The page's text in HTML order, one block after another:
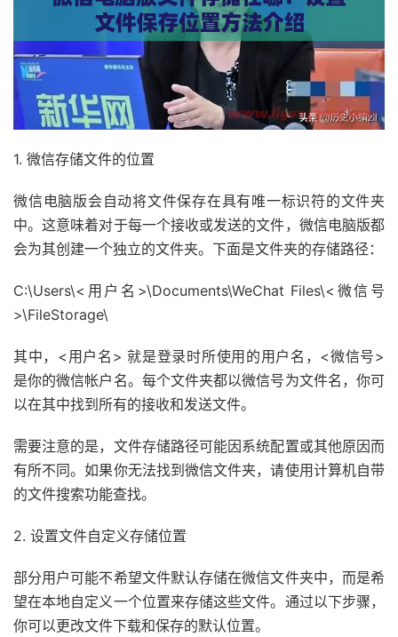
1. 微信存储文件的位置
微信电脑版会自动将文件保存在具有唯一标识符的文件夹
中。这意味着对于每一个接收或发送的文件，微信电脑版都
会为其创建一个独立的文件夹。下面是文件夹的存储路径：
C:\Users\<用户名>\Documents\WeChat Files\<微信号
>\FileStorage\
其中，<用户名> 就是登录时所使用的用户名，<微信号>
是你的微信帐户名。每个文件夹都以微信号为文件名，你可
以在其中找到所有的接收和发送文件。
需要注意的是，文件存储路径可能因系统配置或其他原因而
有所不同。如果你无法找到微信文件夹，请使用计算机自带
的文件搜索功能查找。
2. 设置文件自定义存储位置
部分用户可能不希望文件默认存储在微信文件夹中，而是希
望在本地自定义一个位置来存储这些文件。通过以下步骤，
你可以更改文件下载和保存的默认位置。